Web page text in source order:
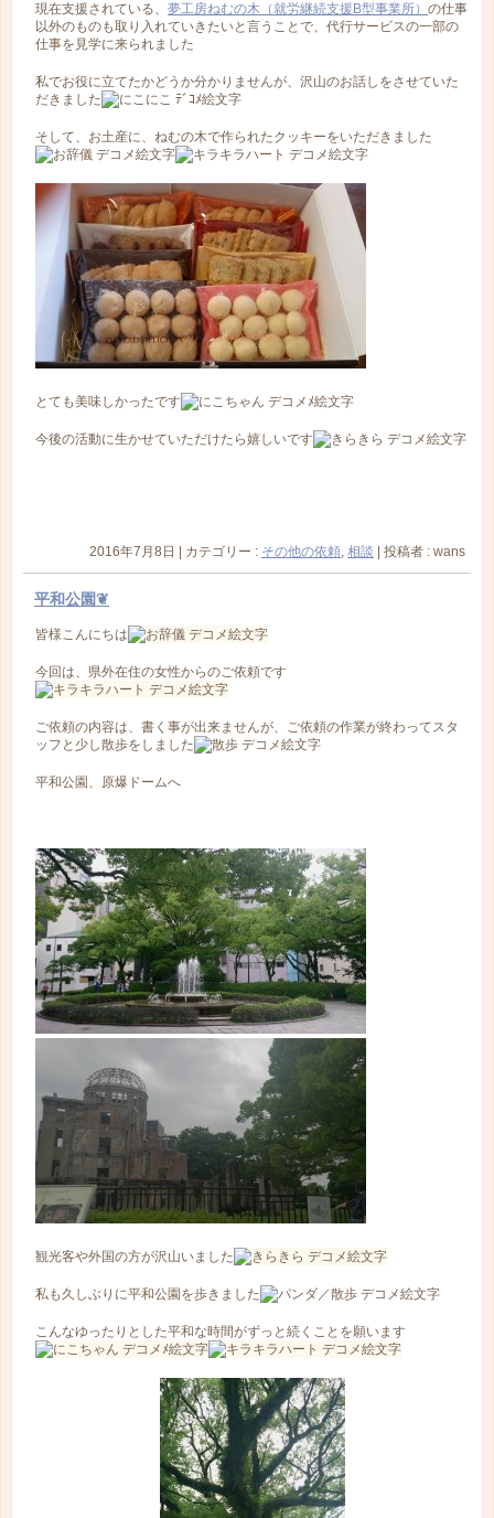
現在支援されている、夢工房ねむの木（就労継続支援B型事業所）の仕事
以外のものも取り入れていきたいと言うことで、代行サービスの一部の
仕事を見学に来られました
私でお役に立てたかどうか分かりませんが、沢山のお話しをさせていた
だきました
そして、お土産に、ねむの木で作られたクッキーをいただきました
とても美味しかったです
今後の活動に生かせていただけたら嬉しいです
2016年7月8日 カテゴリー : その他の依頼, 相談 投稿者 : wans
平和公園❦
皆様こんにちは
今回は、県外在住の女性からのご依頼です
ご依頼の内容は、書く事が出来ませんが、ご依頼の作業が終わってスタ
ッフと少し散歩をしました
平和公園、原爆ドームへ
観光客や外国の方が沢山いました
私も久しぶりに平和公園を歩きました
こんなゆったりとした平和な時間がずっと続くことを願います